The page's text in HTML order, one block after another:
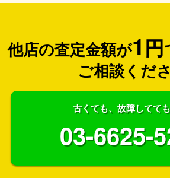
他店の査定金額が1円
ご相談くだ
古くても、故障してて
03-6625-